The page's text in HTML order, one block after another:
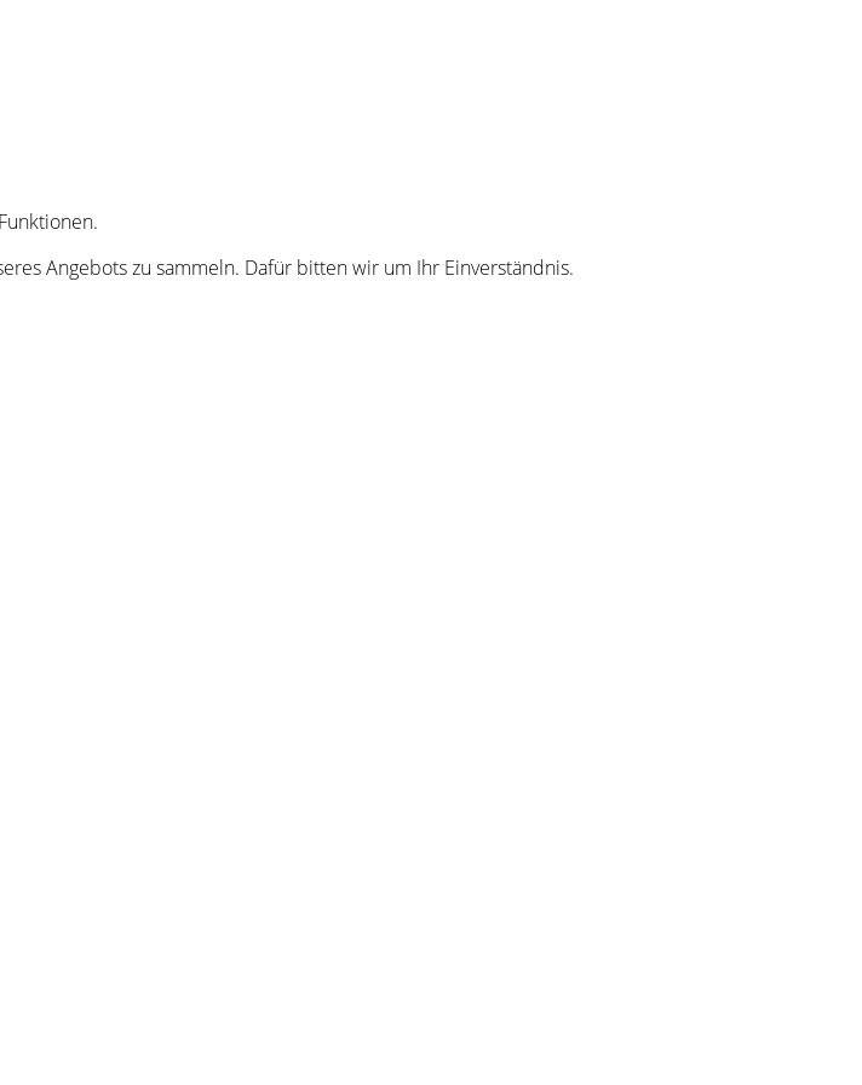
Angebots zu sammeln. Dafür bitten wir um Ihr Einverständnis.